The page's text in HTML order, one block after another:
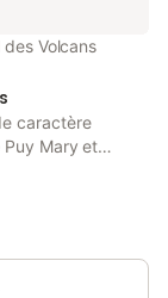
Volcans
caractère
Puy Mary et
28 km
Peyrol.